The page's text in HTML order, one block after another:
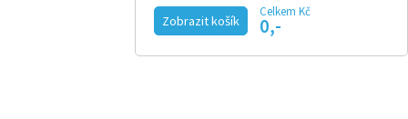
Zobrazit košík
Celkem Kč
0,-